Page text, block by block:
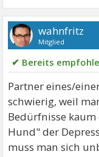
wahnfritz
Mitglied
✔ Bereits
Partner eines/
schwierig, weil
Bedürfnisse
Hund" der
muss man sich